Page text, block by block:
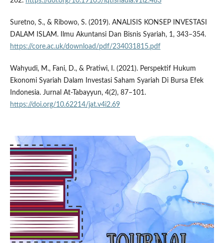
Suretno, S., & Ribowo, S. (2019). ANALISIS KONSEP INVESTASI
DALAM ISLAM. Ilmu Akuntansi Dan Bisnis Syariah, 1, 343–354.
https://core.ac.uk/download/pdf/234031815.pdf
Wahyudi, M., Fani, D., & Pratiwi, I. (2021). Perspektif Hukum
Ekonomi Syariah Dalam Investasi Saham Syariah Di Bursa Efek
Indonesia. Jurnal At-Tabayyun, 4(2), 87–101.
https://doi.org/10.62214/jat.v4i2.69